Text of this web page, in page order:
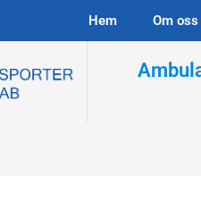
Hem Om oss